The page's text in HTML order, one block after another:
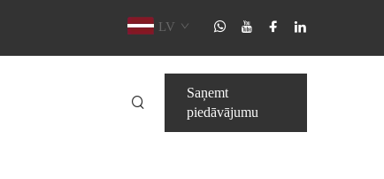
LV
Saņemt
piedāvājumu